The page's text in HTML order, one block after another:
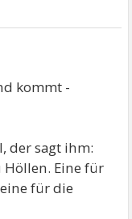
kommt -
der sagt ihm:
Eine für
für die